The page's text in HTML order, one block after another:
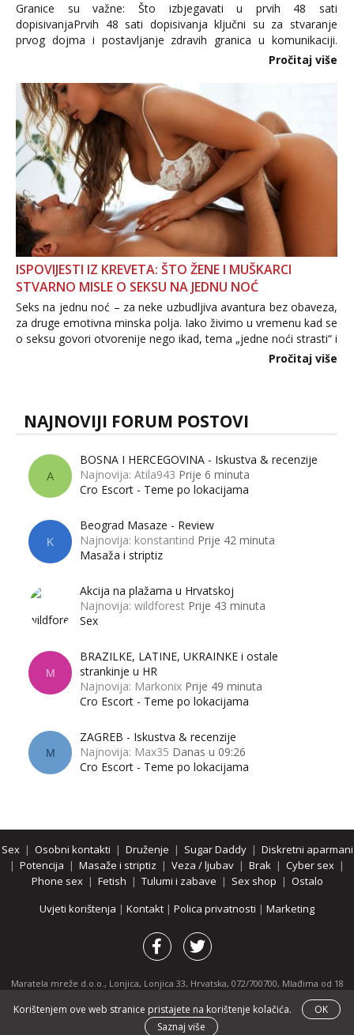
Granice su važne: Što izbjegavati u prvih 48 sati
dopisivanjaPrvih 48 sati dopisivanja ključni su za stvaranje
prvog dojma i postavljanje zdravih granica u komunikaciji.
Važno je izbjeći prebrzo otkrivanje osobnih ili intimnih
informacija, jer nepoznata osoba još nije zaslužila to
povjerenje. Takođe...
Pročitaj više
ISPOVIJESTI IZ KREVETA: ŠTO ŽENE I MUŠKARCI
STVARNO MISLE O SEKSU NA JEDNU NOĆ
Seks na jednu noć – za neke uzbudljiva avantura bez obaveza,
za druge emotivna minska polja. Iako živimo u vremenu kad se
o seksu govori otvorenije nego ikad, tema „jedne noći strasti“ i
dalje izaziva burne rasprave. Što zapravo misle žene, a što
Pročitaj više
NAJNOVIJI FORUM POSTOVI
A
BOSNA I HERCEGOVINA - Iskustva & recenzije
Najnovija: Atila943 Prije 6 minuta
Cro Escort - Teme po lokacijama
K
Beograd Masaze - Review
Najnovija: konstantind Prije 42 minuta
Masaža i striptiz
Akcija na plažama u Hrvatskoj
Najnovija: wildforest Prije 43 minuta
Sex
M
BRAZILKE, LATINE, UKRAINKE i ostale
strankinje u HR
Najnovija: Markonix Prije 49 minuta
Cro Escort - Teme po lokacijama
M
ZAGREB - Iskustva & recenzije
Najnovija: Max35 Danas u 09:26
Cro Escort - Teme po lokacijama
Sex| Osobni kontakti | Druženje | Sugar Daddy| Diskretni aparmani
| Potencija | Masaže i striptiz | Veza / ljubav | Brak | Cyber sex |
Phone sex| Fetish | Tulumi i zabave | Sex shop | Ostalo
Uvjeti korištenja | Kontakt | Polica privatnosti | Marketing
Maratela mreže d.o.o., Lonjica, Lonjica 33, Hrvatska, 072/700700, Mlađima od 18
godina zabranjeno je pregledavanje stranice i svih njenih dijelova.
Partnerski portali:osobnikontakti.com|hotline.hr|ThePornDude.com
Korištenjem ove web stranice pristajete na korištenje kolačića.
OK
Saznaj više